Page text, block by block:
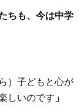
ちも、今は中学
）子どもと心が
しいのです 」